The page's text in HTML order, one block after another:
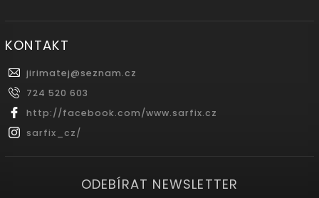
KONTAKT
jirimatej@seznam.cz
724 520 603
http://facebook.com/www.sarfix.cz
sarfix_cz/
ODEBÍRAT NEWSLETTER